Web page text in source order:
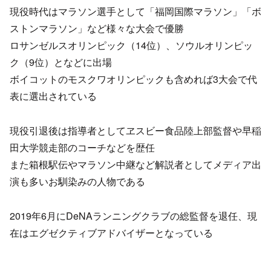
現役時代はマラソン選手として「福岡国際マラソン」「ボ
ストンマラソン」など様々な大会で優勝
ロサンゼルスオリンピック（14位）、ソウルオリンピッ
ク（9位）となどに出場
ボイコットのモスクワオリンピックも含めれば3大会で代
表に選出されている
現役引退後は指導者としてヱスビー食品陸上部監督や早稲
田大学競走部のコーチなどを歴任
また箱根駅伝やマラソン中継など解説者としてメディア出
演も多いお馴染みの人物である
2019年6月にDeNAランニングクラブの総監督を退任、現
在はエグゼクティブアドバイザーとなっている